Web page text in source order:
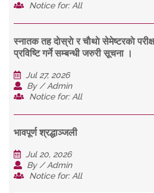
Notice for: All
स्नातक तह दाेस्राे र चाैथाे सेमेष्टरकाे
प्रविष्टि गर्ने सम्बन्धी जरुरी सूचना ।
Jul 27, 2026
By / Admin
Notice for: All
भावपूर्ण श्रद्धाञ्जली
Jul 20, 2026
By / Admin
Notice for: All